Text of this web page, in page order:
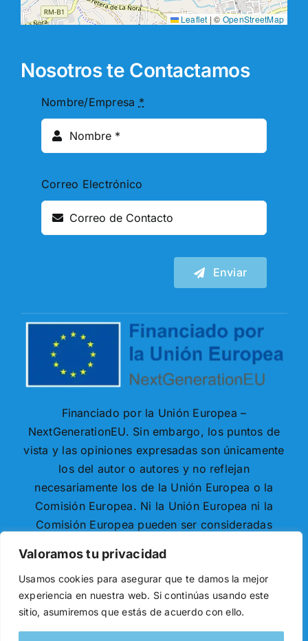
Valoramos tu privacidad
Usamos cookies para asegurar que te damos la mejor
experiencia en nuestra web. Si continúas usando este
sitio, asumiremos que estás de acuerdo con ello.
Leaflet |©OpenStreetMap
Nosotros te Contactamos
Nombre/Empresa *
Correo Electrónico
Enviar
Financiado por la Unión Europea –
NextGenerationEU. Sin embargo, los puntos de
vista y las opiniones expresadas son únicamente
los del autor o autores y no reflejan
necesariamente los de la Unión Europea o la
Comisión Europea. Ni la Unión Europea ni la
Comisión Europea pueden ser consideradas